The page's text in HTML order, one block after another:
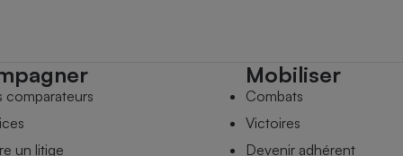
comparateurs
un litige
Mobiliser
Combats
Victoires
Devenir adhérent